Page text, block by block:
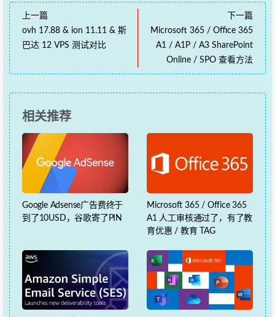
上一篇
ovh 17.88 & ion 11.11 & 斯
巴达 12 VPS 测试对比
下一篇
Microsoft 365 / Office 365
A1 / A1P / A3 SharePoint
Online / SPO 查看方法
相关推荐
Google Adsense广告费终于
到了10USD，谷歌寄了PIN
Microsoft 365 / Office 365
A1 人工审核通过了，有了教
育优惠 / 教育 TAG